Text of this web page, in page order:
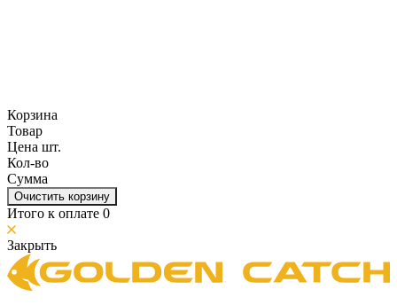
Корзина
Товар
Цена шт.
Кол-во
Сумма
Очистить корзину
Итого к оплате 0
Закрыть